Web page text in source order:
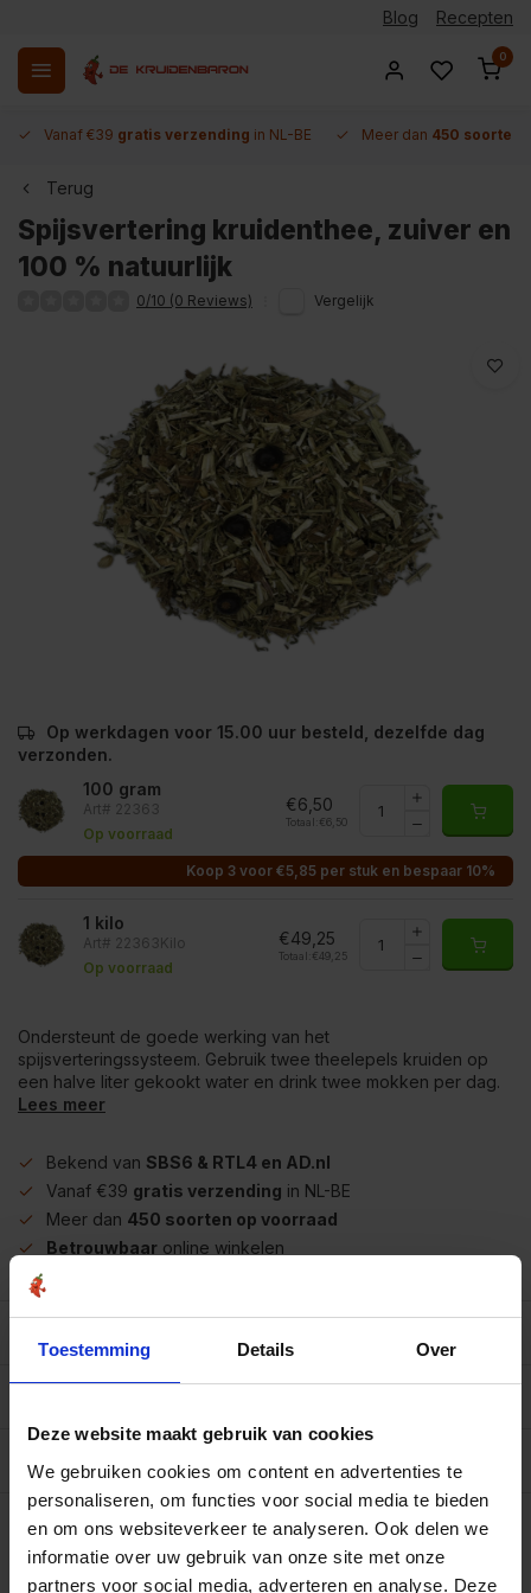
Toestemming Details Over
Deze website maakt gebruik van cookies
We gebruiken cookies om content en advertenties te
personaliseren, om functies voor social media te bieden
en om ons websiteverkeer te analyseren. Ook delen we
informatie over uw gebruik van onze site met onze
partners voor social media, adverteren en analyse. Deze
Blog Recepten
0
Vanaf €39 gratis verzending in NL-BE Meer dan 450 soorten
Terug
Spijsvertering kruidenthee, zuiver en
100 % natuurlijk
0/10 (0 Reviews) Vergelijk
Op werkdagen voor 15.00 uur besteld, dezelfde dag
verzonden.
100 gram
Art# 22363
Op voorraad
€6,50
Totaal: €6,50
Koop 3 voor €5,85 per stuk en bespaar 10%
1 kilo
Art# 22363Kilo
Op voorraad
€49,25
Totaal: €49,25
Ondersteunt de goede werking van het
spijsverteringssysteem. Gebruik twee theelepels kruiden op
een halve liter gekookt water en drink twee mokken per dag.
Lees meer
Bekend van SBS6 & RTL4 en AD.nl
Vanaf €39 gratis verzending in NL-BE
Meer dan 450 soorten op voorraad
Betrouwbaar online winkelen
Specificaties per 100 gram
Op werkdagen voor 15.00 uur besteld, dezelfde dag
verzonden.
100 gram
Art# 22363
€6,50